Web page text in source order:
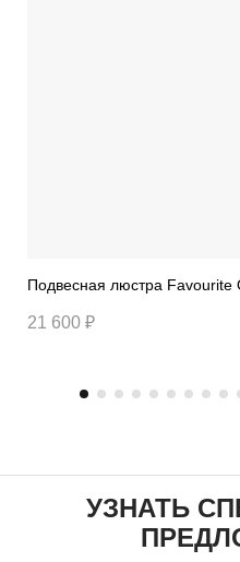
Подвесная
21 600 ₽
УЗНАТЬ